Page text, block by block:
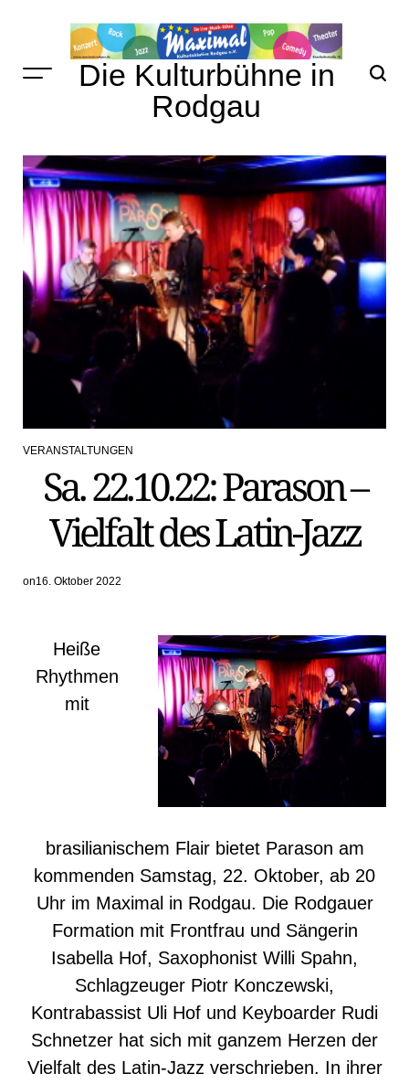
to
content
Die Kulturbühne in
Rodgau
POSTED
VERANSTALTUNGEN
Sa. 22.10.22: Parason –
Vielfalt des Latin-Jazz
on16. Oktober 2022
Heiße
Rhythmen
mit
brasilianischem Flair bietet Parason am
kommenden Samstag, 22. Oktober, ab 20
Uhr im Maximal in Rodgau. Die Rodgauer
Formation mit Frontfrau und Sängerin
Isabella Hof, Saxophonist Willi Spahn,
Schlagzeuger Piotr Konczewski,
Kontrabassist Uli Hof und Keyboarder Rudi
Schnetzer hat sich mit ganzem Herzen der
Vielfalt des Latin-Jazz verschrieben. In ihrer